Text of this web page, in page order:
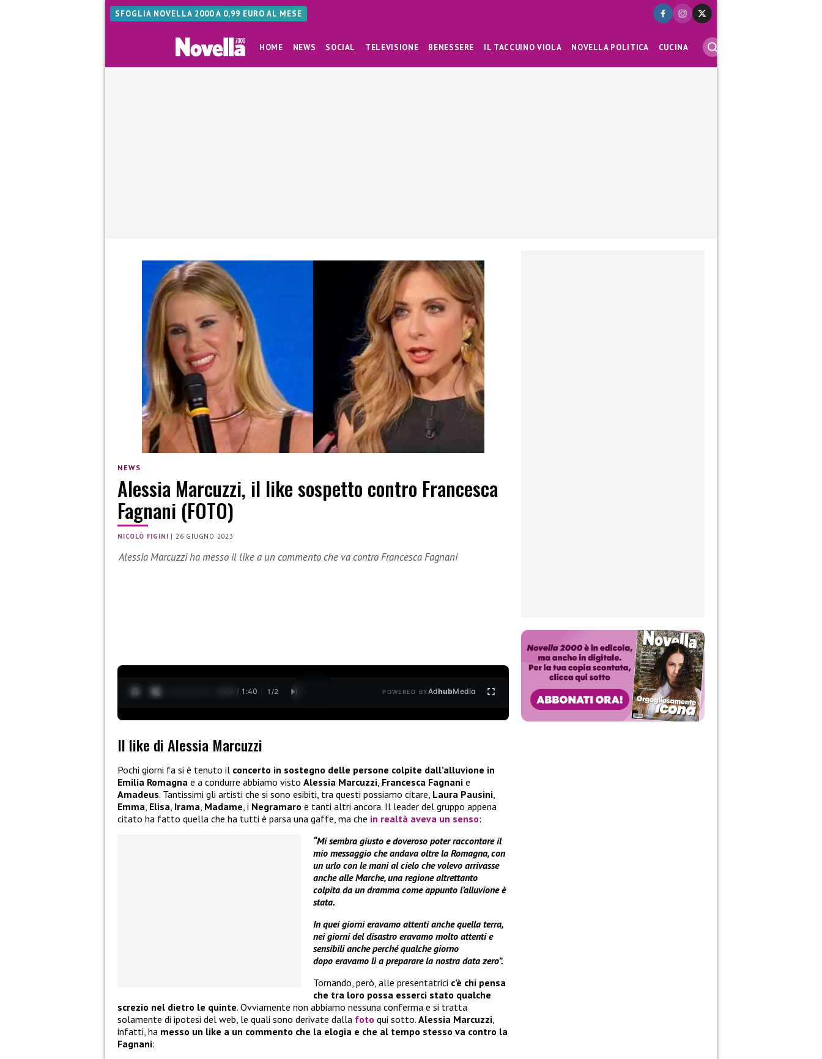
SFOGLIA NOVELLA 2000 A 0,99 EURO AL MESE
HOME NEWS SOCIAL TELEVISIONE BENESSERE IL TACCUINO VIOLA NOVELLA POLITICA CUCINA
NEWS
Alessia Marcuzzi, il like sospetto contro Francesca
Fagnani (FOTO)
NICOLÒ FIGINI | 26 GIUGNO 2023
Alessia Marcuzzi ha messo il like a un commento che va contro Francesca Fagnani
0:27 / 1:40 1 /2 POWERED BYAdhubMedia
Il like di Alessia Marcuzzi
Pochi giorni fa si è tenuto il concerto in sostegno delle persone colpite dall’alluvione in
Emilia Romagna e a condurre abbiamo visto Alessia Marcuzzi, Francesca Fagnani e
Amadeus. Tantissimi gli artisti che si sono esibiti, tra questi possiamo citare, Laura Pausini,
Emma, Elisa, Irama, Madame, i Negramaro e tanti altri ancora. Il leader del gruppo appena
citato ha fatto quella che ha tutti è parsa una gaffe, ma che in realtà aveva un senso:
“Mi sembra giusto e doveroso poter raccontare il
mio messaggio che andava oltre la Romagna, con
un urlo con le mani al cielo che volevo arrivasse
anche alle Marche, una regione altrettanto
colpita da un dramma come appunto l’alluvione è
stata.
In quei giorni eravamo attenti anche quella terra,
nei giorni del disastro eravamo molto attenti e
sensibili anche perché qualche giorno
dopo eravamo lì a preparare la nostra data zero”.
Tornando, però, alle presentatrici c’è chi pensa
che tra loro possa esserci stato qualche
screzio nel dietro le quinte. Ovviamente non abbiamo nessuna conferma e si tratta
solamente di ipotesi del web, le quali sono derivate dalla foto qui sotto. Alessia Marcuzzi,
infatti, ha messo un like a un commento che la elogia e che al tempo stesso va contro la
Fagnani: